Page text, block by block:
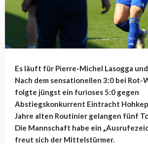
Es läuft für Pierre-Michel Lasogga und
Nach dem sensationellen 3:0 bei Rot-
folgte jüngst ein furioses 5:0 gegen
Abstiegskonkurrent Eintracht
Jahre alten Routinier gelangen fünf
Die Mannschaft habe ein
freut sich der Mittelstürmer.